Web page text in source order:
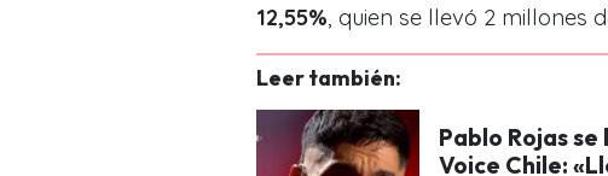
12,55% , quien se llevó 2 millones
Leer también:
Pablo Rojas
Voice Chile: